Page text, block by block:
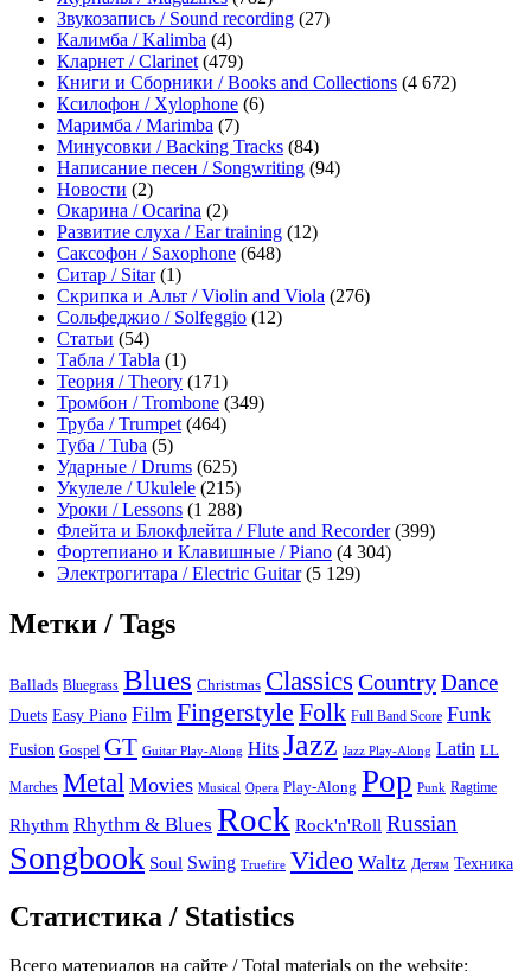
Звукозапись / Sound recording (27)
Калимба / Kalimba (4)
Кларнет / Clarinet (479)
Книги и Сборники / Books and Collections (4 672)
Ксилофон / Xylophone (6)
Маримба / Marimba (7)
Минусовки / Backing Tracks (84)
Написание песен / Songwriting (94)
Новости (2)
Окарина / Ocarina (2)
Развитие слуха / Ear training (12)
Саксофон / Saxophone (648)
Ситар / Sitar(1)
Скрипка и Альт / Violin and Viola (276)
Сольфеджио / Solfeggio (12)
Статьи (54)
Табла / Tabla (1)
Теория / Theory (171)
Тромбон / Trombone (349)
Труба / Trumpet (464)
Туба / Tuba (5)
Ударные / Drums (625)
Укулеле / Ukulele (215)
Уроки / Lessons (1 288)
Флейта и Блокфлейта / Flute and Recorder(399)
Фортепиано и Клавишные / Piano (4 304)
Электрогитара / Electric Guitar(5 129)
Метки / Tags
Ballads Bluegrass Blues Christmas Classics CountryDance
Duets Easy Piano Film Fingerstyle Folk Full Band Score Funk
Fusion Gospel GT Guitar Play-Along Hits Jazz Jazz Play-Along Latin LL
Marches Metal Movies Musical Opera Play-Along Pop Punk Ragtime
Rhythm Rhythm & Blues Rock Rock'n'Roll Russian
Songbook Soul Swing Truefire Video Waltz Детям Техника
Статистика / Statistics
Всего материалов на сайте / Total materials on the website: